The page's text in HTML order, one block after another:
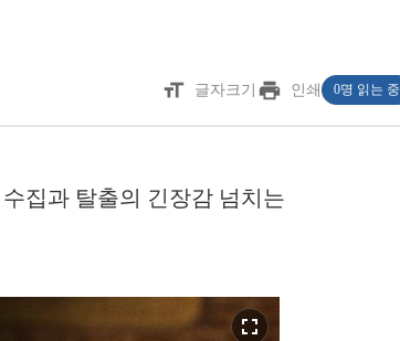
format_size 글자크기 print 인쇄 0명 읽는 중
집과 탈출의 긴장감 넘치는
fullscreen